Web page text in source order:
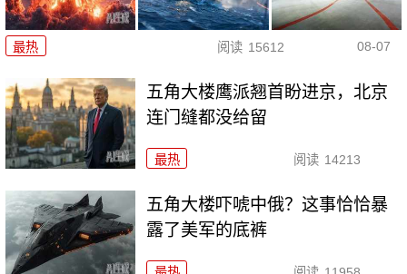
最热 阅读 15612 08-07
五角大楼鹰派翘首盼进京，北京
连门缝都没给留
最热 阅读 14213
五角大楼吓唬中俄？这事恰恰暴
露了美军的底裤